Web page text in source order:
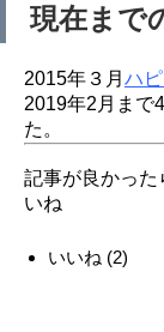
現在まで
2015年３月 ハ
2019年2月まで
た。
記事が良かった
いね
いいね (2)